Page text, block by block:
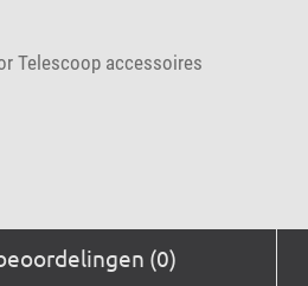
Telescoop accessoires
(0)